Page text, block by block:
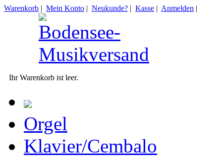
Warenkorb | Mein Konto | Neukunde? | Kasse | Anmelden |
Ihr Warenkorb ist leer.
Orgel
Klavier/Cembalo